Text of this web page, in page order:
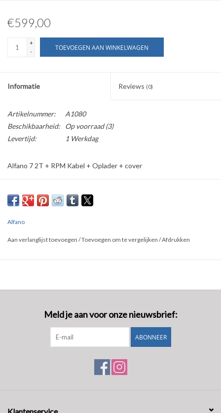
€599,00
+
-
TOEVOEGEN AAN WINKELWAGEN
Informatie Reviews (0)
Artikelnummer:
A1080
Beschikbaarheid:
Op voorraad(3)
Levertijd:
1 Werkdag
Alfano 7 2T + RPM Kabel + Oplader + cover
Alfano pro 3 evo , Alfano 6 senoren passend
Alfano
Aan verlanglijst toevoegen /Toevoegen om te vergelijken /Afdrukken
Meld je aan voor onze nieuwsbrief:
ABONNEER